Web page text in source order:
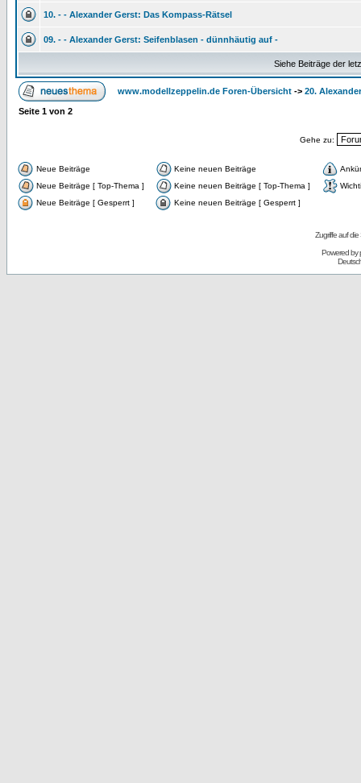
10. - - Alexander Gerst: Das Kompass-Rätsel
09. - - Alexander Gerst: Seifenblasen - dünnhäutig auf -
Siehe Beiträge der
www.modellzeppelin.de Foren-Übersicht -> 20.
Seite 1 von 2
Gehe zu:
Neue Beiträge Keine neuen Beiträge
Neue Beiträge [ Top-Thema ]
Keine neuen Beiträge [ Top-Thema ]
Neue Beiträge [ Gesperrt ]
Keine neuen Beiträge [ Gesperrt ]
Zugriffe auf
Powered by